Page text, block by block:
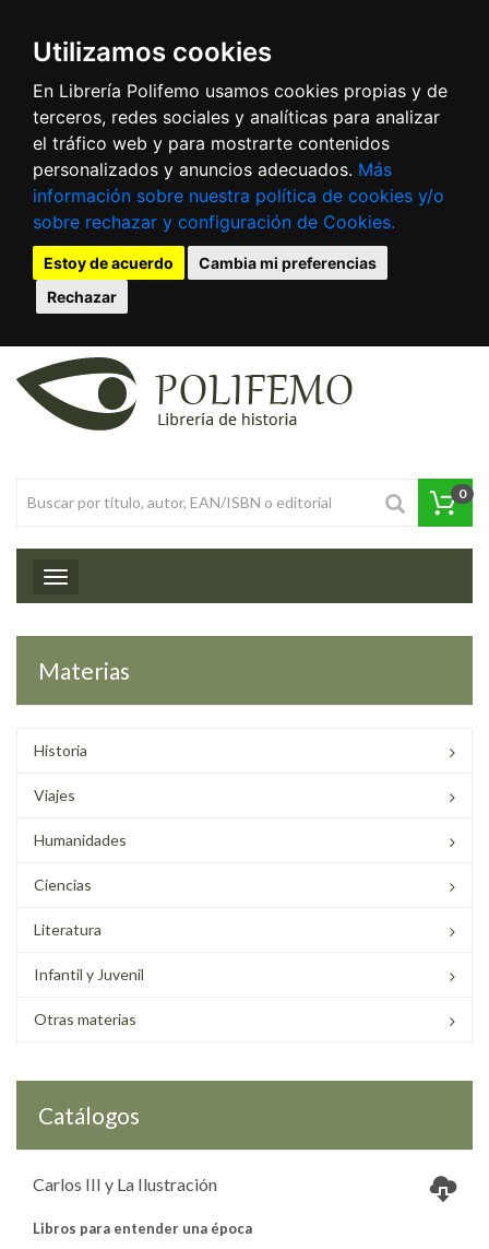
Utilizamos cookies
En Librería Polifemo usamos cookies propias y de
terceros, redes sociales y analíticas para analizar
el tráfico web y para mostrarte contenidos
personalizados y anuncios adecuados. Más
información sobre nuestra política de cookies y/o
sobre rechazar y configuración de Cookies.
Estoy de acuerdo
Cambia mi preferencias
Rechazar
0
Toggle navigation
Materias
Historia
Viajes
Humanidades
Ciencias
Literatura
Infantil y Juvenil
Otras materias
Catálogos
Carlos III y La Ilustración
Libros para entender una época